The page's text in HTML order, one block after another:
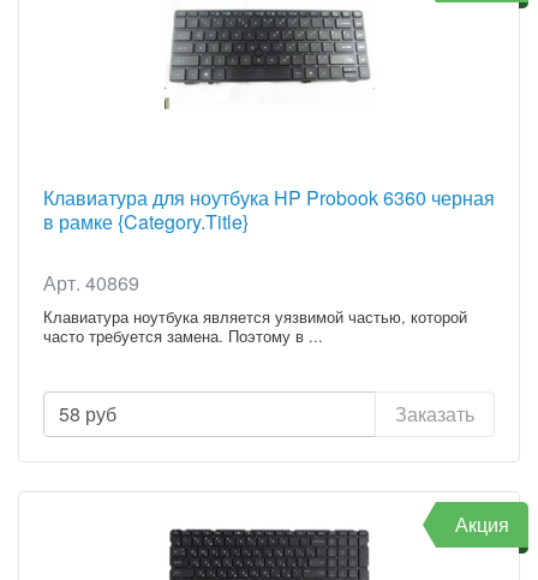
Зарядное для Samsung
Зарядное для Sony
Зарядное для Toshiba
Разъемы для Samsung
Разъемы для Sony
Клавиатура для ноутбука HP Probook 6360 черная
в рамке {Category.Title}
Арт. 40869
Клавиатура ноутбука является уязвимой частью, которой
часто требуется замена. Поэтому в ...
58 руб Заказать
Акция